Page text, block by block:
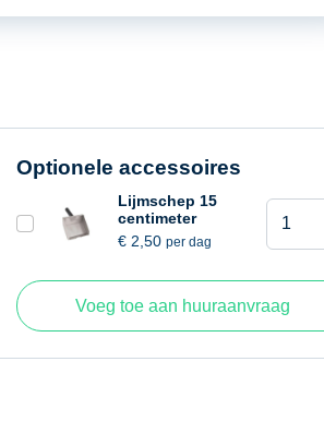
Optionele accessoires
Lijmschep 15
centimeter
€2,50 per dag
Voeg toe aan huuraanvraag